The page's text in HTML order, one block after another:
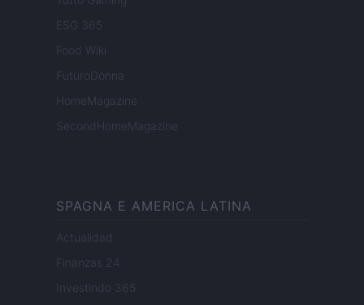
ESG 365
Food Wiki
FuturoDonna
HomeMagazine
SecondHomeMagazine
SPAGNA E AMERICA LATINA
Actualidad
Finanzas 24
Investindo 365